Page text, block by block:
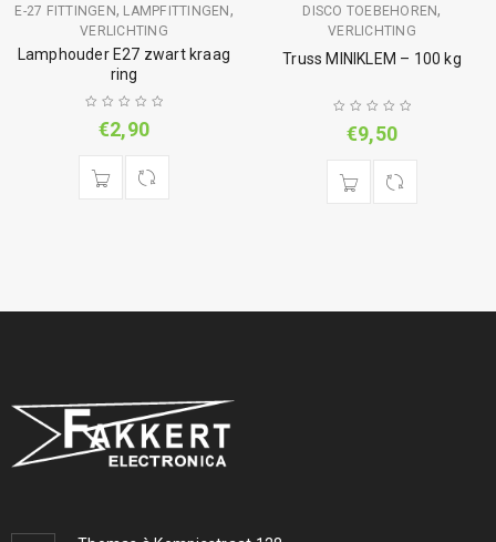
E-27 FITTINGEN, LAMPFITTINGEN ,
VERLICHTING
Lamphouder E27 zwart kraag
ring
€2,90
DISCO TOEBEHOREN,
VERLICHTING
Truss MINIKLEM – 100 kg
€9,50